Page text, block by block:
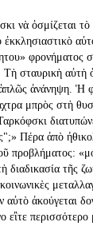
νὰ ὀσμίζεται
φρονήματος
Τὴ σταυρικὴ αὐτὴ
ἀνάνηψη. Ἡ
μπρὸς στὴ
Πέρα ἀπὸ
προβλήματος:
διαδικασία τῆς
ἀκούγεται
εἲτε